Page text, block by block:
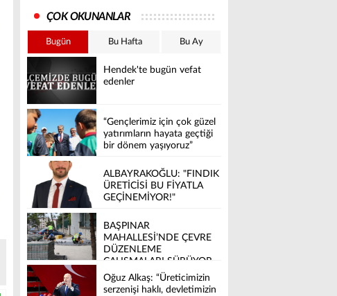
ÇOK OKUNANLAR
Bugün Bu Hafta Bu Ay
Hendek'te bugün vefat
edenler
“Gençlerimiz için çok güzel
yatırımların hayata geçtiği
bir dönem yaşıyoruz”
ALBAYRAKOĞLU: "FINDIK
ÜRETİCİSİ BU FİYATLA
GEÇİNEMİYOR!"
BAŞPINAR
MAHALLESİ’NDE ÇEVRE
DÜZENLEME
ÇALIŞMALARI SÜRÜYOR
Oğuz Alkaş: “Üreticimizin
serzenişi haklı, devletimizin